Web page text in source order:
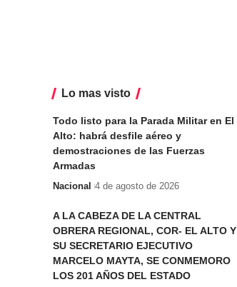
Lo mas visto
Todo listo para la Parada Militar en El
Alto: habrá desfile aéreo y
demostraciones de las Fuerzas
Armadas
Nacional 4 de agosto de 2026
A LA CABEZA DE LA CENTRAL
OBRERA REGIONAL, COR- EL ALTO Y
SU SECRETARIO EJECUTIVO
MARCELO MAYTA, SE CONMEMORO
LOS 201 AÑOS DEL ESTADO